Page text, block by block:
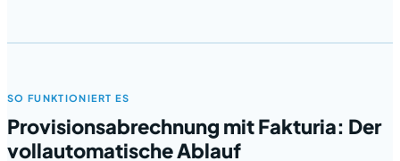
SO FUNKTIONIERT ES
Provisionsabrechnung mit Fakturia: Der
vollautomatische Ablauf